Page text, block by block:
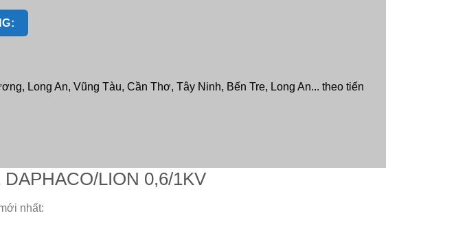
Long An, Vũng Tàu, Cần Thơ, Tây Ninh, Bến Tre, Long An... theo tiến
LION 0,6/1KV
nhất: